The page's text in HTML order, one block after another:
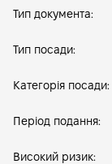
Тип документа:
Тип посади:
Категорія посади:
Період подання:
Високий ризик: